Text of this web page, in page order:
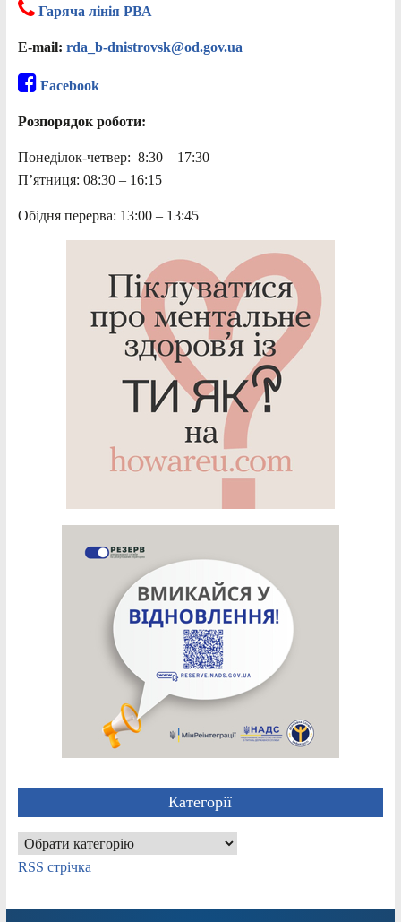
Гаряча лінія РВА
E-mail: rda_b-dnistrovsk@od.gov.ua
Facebook
Розпорядок роботи:
Понеділок-четвер: 8:30 – 17:30
П’ятниця: 08:30 – 16:15
Обідня перерва: 13:00 – 13:45
Категорії
Категорії
RSS стрічка